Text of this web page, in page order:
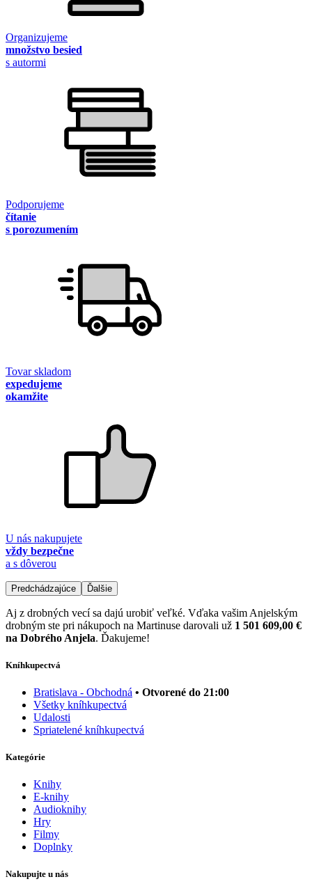
Organizujeme
množstvo besied
s autormi
Podporujeme
čítanie
s porozumením
Tovar skladom
expedujeme
okamžite
U nás nakupujete
vždy bezpečne
a s dôverou
Predchádzajúce Ďalšie
Aj z drobných vecí sa dajú urobiť veľké. Vďaka vašim Anjelským
drobným ste pri nákupoch na Martinuse darovali už 1 501 609,00 €
na Dobrého Anjela. Ďakujeme!
Kníhkupectvá
Bratislava - Obchodná • Otvorené do 21:00
Všetky kníhkupectvá
Udalosti
Spriatelené kníhkupectvá
Kategórie
Knihy
E-knihy
Audioknihy
Hry
Filmy
Doplnky
Nakupujte u nás